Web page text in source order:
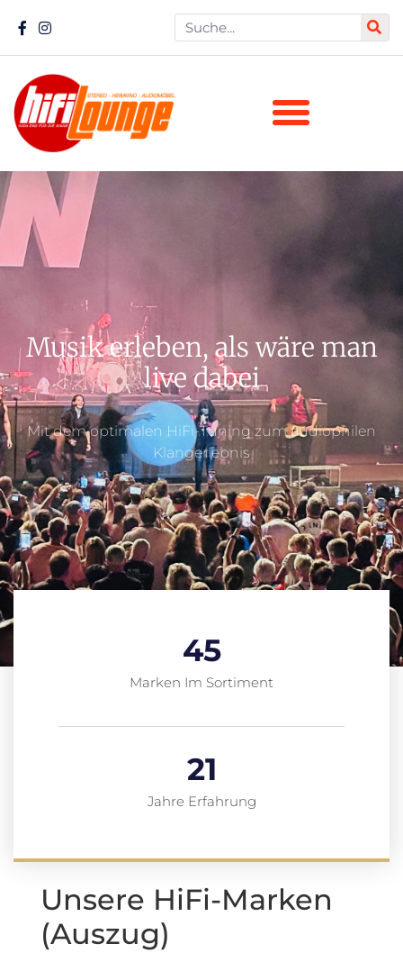
Musik erleben, als wäre man
live dabei
Mit dem optimalen HiFi-Tuning zum audiophilen
Klangerlebnis
Marken Im Sortiment
45
Jahre Erfahrung
21
Unsere HiFi-Marken
(Auszug)